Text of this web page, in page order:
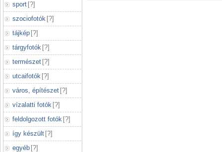
sport [?]
szociofotók [?]
tájkép [?]
tárgyfotók [?]
természet [?]
utcaifotók [?]
város, építészet [?]
vízalatti fotók [?]
feldolgozott fotók [?]
így készült [?]
egyéb [?]